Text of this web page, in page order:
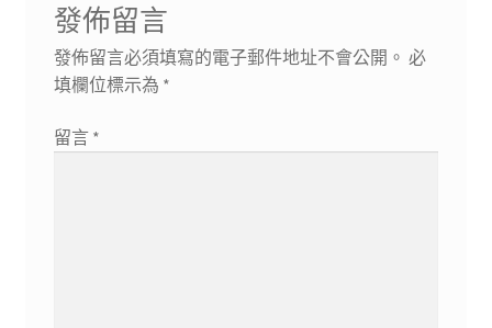
發佈留言
發佈留言必須填寫的電子郵件地址不會公開。 必
填欄位標示為 *
留言 *